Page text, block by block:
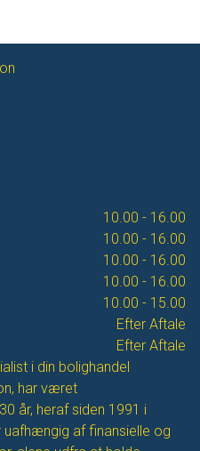
10.00 - 16.00
10.00 - 16.00
10.00 - 16.00
10.00 - 16.00
10.00 - 15.00
Efter Aftale
Efter Aftale
i din bolighandel
har været
år, heraf siden 1991 i
af finansielle og